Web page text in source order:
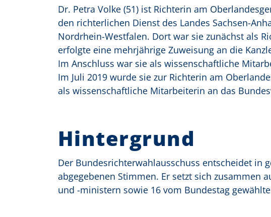
Dr. Petra Volke (51) ist Richterin am
den richterlichen Dienst des Landes Sachsen-
Nordrhein-Westfalen. Dort war sie zunächst als
erfolgte eine mehrjährige Zuweisung an die
Im Anschluss war sie als wissenschaftliche
Im Juli 2019 wurde sie zur Richterin am
als wissenschaftliche Mitarbeiterin an das
Hintergrund
Der Bundesrichterwahlausschuss entscheidet in
abgegebenen Stimmen. Er setzt sich zusammen
und -ministern sowie 16 vom Bundestag